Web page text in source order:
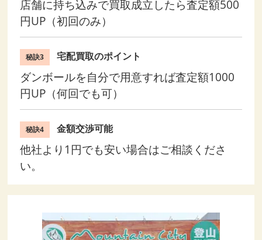
店舗に持ち込みで買取成立したら査定額500
円UP（初回のみ）
秘訣3 宅配買取のポイント
ダンボールを自分で用意すれば査定額1000
円UP（何回でも可）
秘訣4 金額交渉可能
他社より1円でも安い場合はご相談くださ
い。